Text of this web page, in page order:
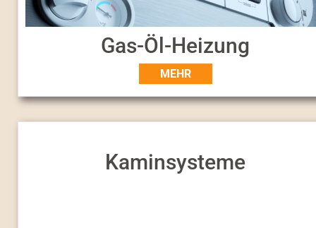
Gas-Öl-Heizung
MEHR
Kaminsysteme